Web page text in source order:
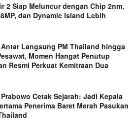
2 Siap Meluncur dengan Chip 2nm,
dan Dynamic Island Lebih
Langsung PM Thailand hingga
Momen Hangat Penutup
Resmi Perkuat Kemitraan Dua
Cetak Sejarah: Jadi Kepala
Penerima Baret Merah Pasukan